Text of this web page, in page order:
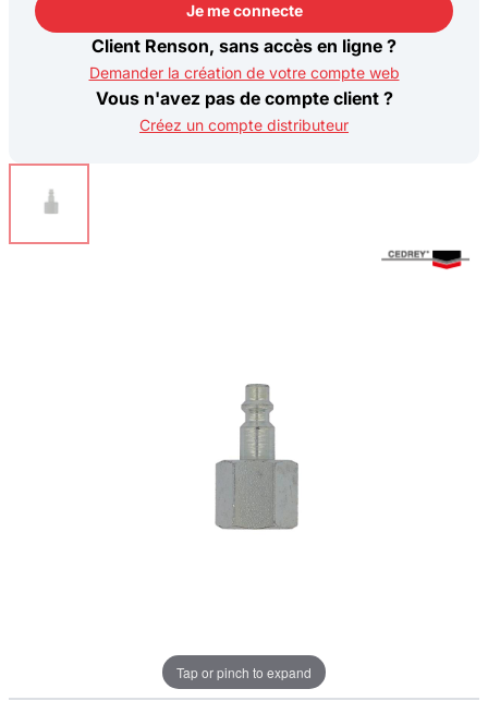
Tap or pinch to expand
Je me connecte
Je me connecte
Client Renson, sans accès en ligne ?
Demander la création de votre compte web
Vous n'avez pas de compte client ?
Créez un compte distributeur